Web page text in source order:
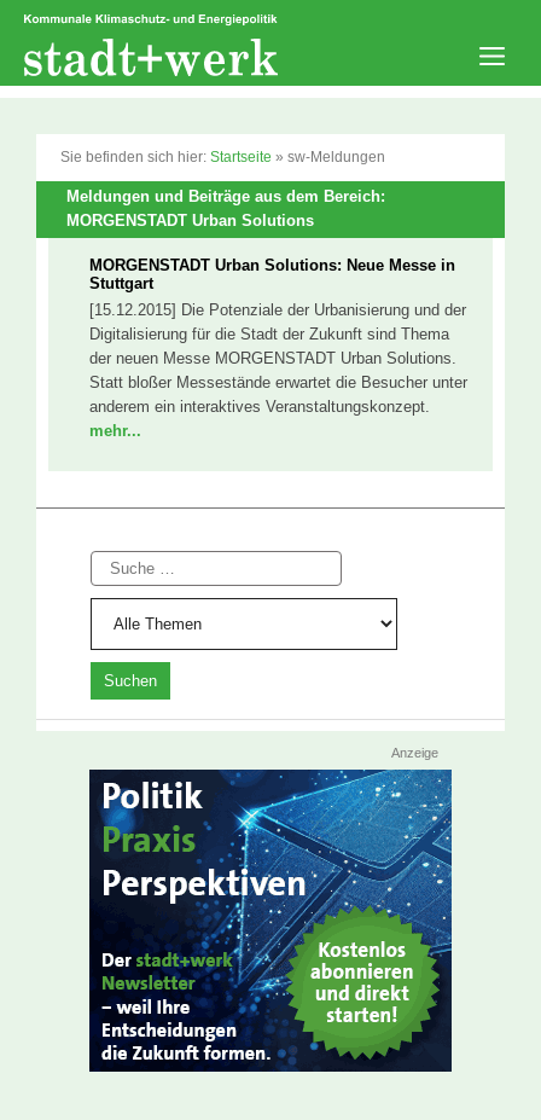
Zum
springen
Sie befinden sich hier: Startseite » sw-Meldungen
Meldungen und Beiträge aus dem Bereich:
MORGENSTADT Urban Solutions
MORGENSTADT Urban Solutions: Neue Messe in
Stuttgart
[15.12.2015] Die Potenziale der Urbanisierung und der
Digitalisierung für die Stadt der Zukunft sind Thema
der neuen Messe MORGENSTADT Urban Solutions.
Statt bloßer Messestände erwartet die Besucher unter
anderem ein interaktives Veranstaltungskonzept.
mehr...
Suche
Anzeige